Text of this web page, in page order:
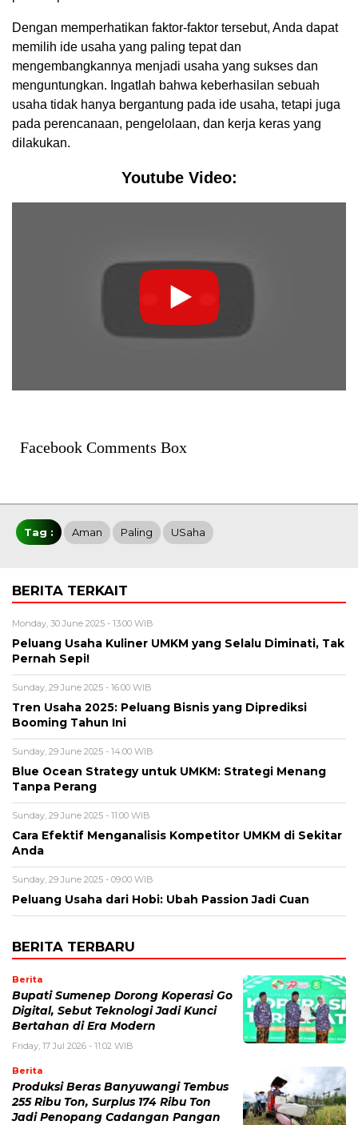
Dengan memperhatikan faktor-faktor tersebut, Anda dapat
memilih ide usaha yang paling tepat dan
mengembangkannya menjadi usaha yang sukses dan
menguntungkan. Ingatlah bahwa keberhasilan sebuah
usaha tidak hanya bergantung pada ide usaha, tetapi juga
pada perencanaan, pengelolaan, dan kerja keras yang
dilakukan.
Youtube Video:
Facebook Comments Box
Tag : Aman Paling USaha
BERITA TERKAIT
Monday, 30 June 2025 - 13:00 WIB
Peluang Usaha Kuliner UMKM yang Selalu Diminati, Tak
Pernah Sepi!
Sunday, 29 June 2025 - 16:00 WIB
Tren Usaha 2025: Peluang Bisnis yang Diprediksi
Booming Tahun Ini
Sunday, 29 June 2025 - 14:00 WIB
Blue Ocean Strategy untuk UMKM: Strategi Menang
Tanpa Perang
Sunday, 29 June 2025 - 11:00 WIB
Cara Efektif Menganalisis Kompetitor UMKM di Sekitar
Anda
Sunday, 29 June 2025 - 09:00 WIB
Peluang Usaha dari Hobi: Ubah Passion Jadi Cuan
BERITA TERBARU
Berita
Bupati Sumenep Dorong Koperasi Go
Digital, Sebut Teknologi Jadi Kunci
Bertahan di Era Modern
Friday, 17 Jul 2026 - 11:02 WIB
Berita
Produksi Beras Banyuwangi Tembus
255 Ribu Ton, Surplus 174 Ribu Ton
Jadi Penopang Cadangan Pangan